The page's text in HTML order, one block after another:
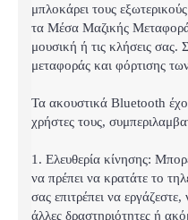
μπλοκάρει τους
τα Μέσα Μαζικής
μουσική ή τις κλήσεις σας.
μεταφοράς και φόρτισης
Τα ακουστικά Bluetooth
χρήστες τους,
1. Ελευθερία κίνησης:
να πρέπει να κρατάτε το
σας επιτρέπει να
άλλες δραστηριότητες ή